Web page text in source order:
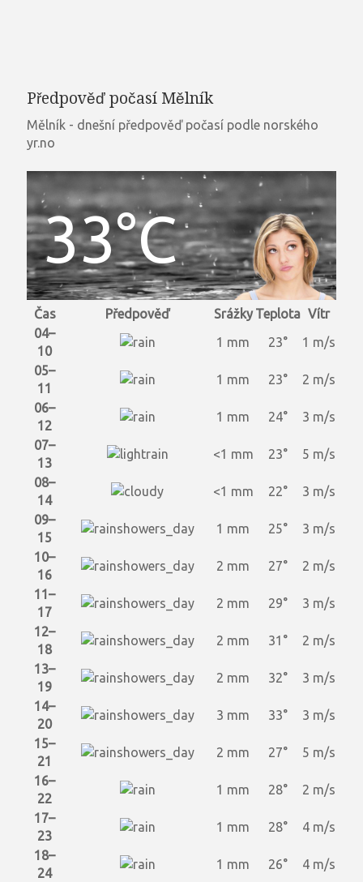
Předpověď počasí Mělník
Mělník - dnešní předpověď počasí podle norského
yr.no
33°C
Čas Předpověď Srážky Teplota Vítr
04–
10
1 mm 23°
1 m/s
05–
11
1 mm 23°
2 m/s
06–
12
1 mm 24°
3 m/s
07–
13
<1 mm 23°
5 m/s
08–
14
<1 mm 22°
3 m/s
09–
15
1 mm 25°
3 m/s
10–
16
2 mm 27°
2 m/s
11–
17
2 mm 29°
3 m/s
12–
18
2 mm 31°
2 m/s
13–
19
2 mm 32°
3 m/s
14–
20
3 mm 33°
3 m/s
15–
21
2 mm 27°
5 m/s
16–
22
1 mm 28°
2 m/s
17–
23
1 mm 28°
4 m/s
18–
24
1 mm 26°
4 m/s